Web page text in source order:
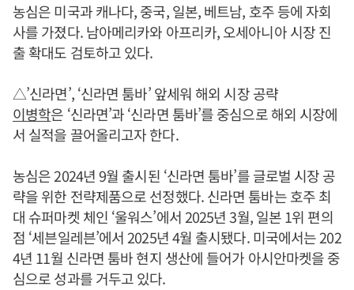
농심은 미국과 캐나다, 중국, 일본, 베트남, 호주 등에 자회
사를 가졌다. 남아메리카와 아프리카, 오세아니아 시장 진
출 확대도 검토하고 있다.
△’신라면’, ‘신라면 툼바’ 앞세워 해외 시장 공략
이병학은 ‘신라면’과 ‘신라면 툼바’를 중심으로 해외 시장에
서 실적을 끌어올리고자 한다.
농심은 2024년 9월 출시된 ‘신라면 툼바’를 글로벌 시장 공
략을 위한 전략제품으로 선정했다. 신라면 툼바는 호주 최
대 슈퍼마켓 체인 ‘울워스’에서 2025년 3월, 일본 1위 편의
점 ‘세븐일레븐’에서 2025년 4월 출시됐다. 미국에서는 202
4년 11월 신라면 툼바 현지 생산에 들어가 아시안마켓을 중
심으로 성과를 거두고 있다.